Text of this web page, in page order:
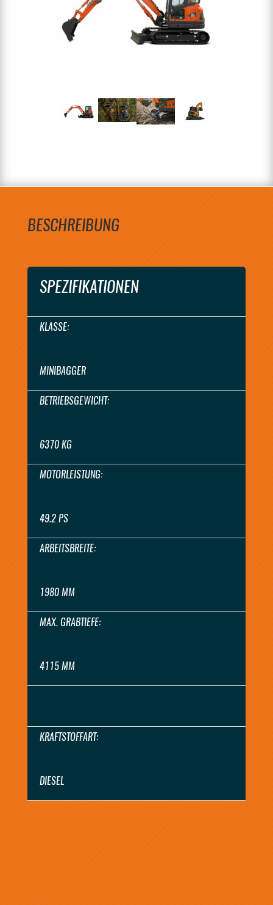
BESCHREIBUNG
SPEZIFIKATIONEN
KLASSE:
MINIBAGGER
BETRIEBSGEWICHT:
6370 KG
MOTORLEISTUNG:
49.2 PS
ARBEITSBREITE:
1980 MM
MAX. GRABTIEFE:
4115 MM
KRAFTSTOFFART:
DIESEL